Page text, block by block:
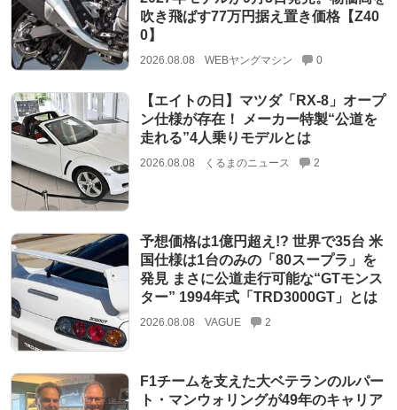
吹き飛ばす77万円据え置き価格【Z40
0】
2026.08.08 WEBヤングマシン 0
【エイトの日】マツダ「RX-8」オープ
ン仕様が存在！ メーカー特製“公道を
走れる”4人乗りモデルとは
2026.08.08 くるまのニュース 2
予想価格は1億円超え!? 世界で35台 米
国仕様は1台のみの「80スープラ」を
発見 まさに公道走行可能な“GTモンス
ター” 1994年式「TRD3000GT」とは
2026.08.08 VAGUE 2
F1チームを支えた大ベテランのルパー
ト・マンウォリングが49年のキャリア